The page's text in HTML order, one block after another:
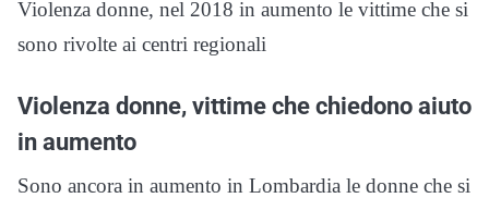
Violenza donne, nel 2018 in aumento le vittime che si
sono rivolte ai centri regionali
Violenza donne, vittime che chiedono aiuto
in aumento
Sono ancora in aumento in Lombardia le donne che si